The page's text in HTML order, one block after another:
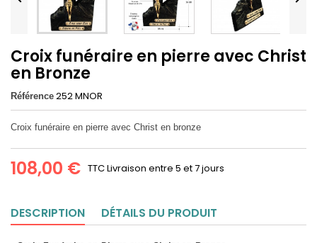
Croix funéraire en pierre avec Christ
en Bronze
Référence 252 MNOR
Croix funéraire en pierre avec Christ en bronze
108,00 € TTCLivraison entre 5 et 7 jours
DESCRIPTION DÉTAILS DU PRODUIT